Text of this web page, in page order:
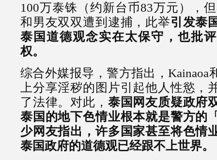
100万泰铢（约新台币83万元），
和男友双双遭到逮捕，此举引发泰
泰国道德观念实在太保守，也批
权。
综合外媒报导，警方指出，Kainaoa
上分享淫秽的图片引起他人性慾，
了法律。对此， 泰国网友质疑政府
泰国的地下色情业根本就是警方的
少网友指出，许多国家甚至将色情
泰国政府的道德观已经跟不上世界。